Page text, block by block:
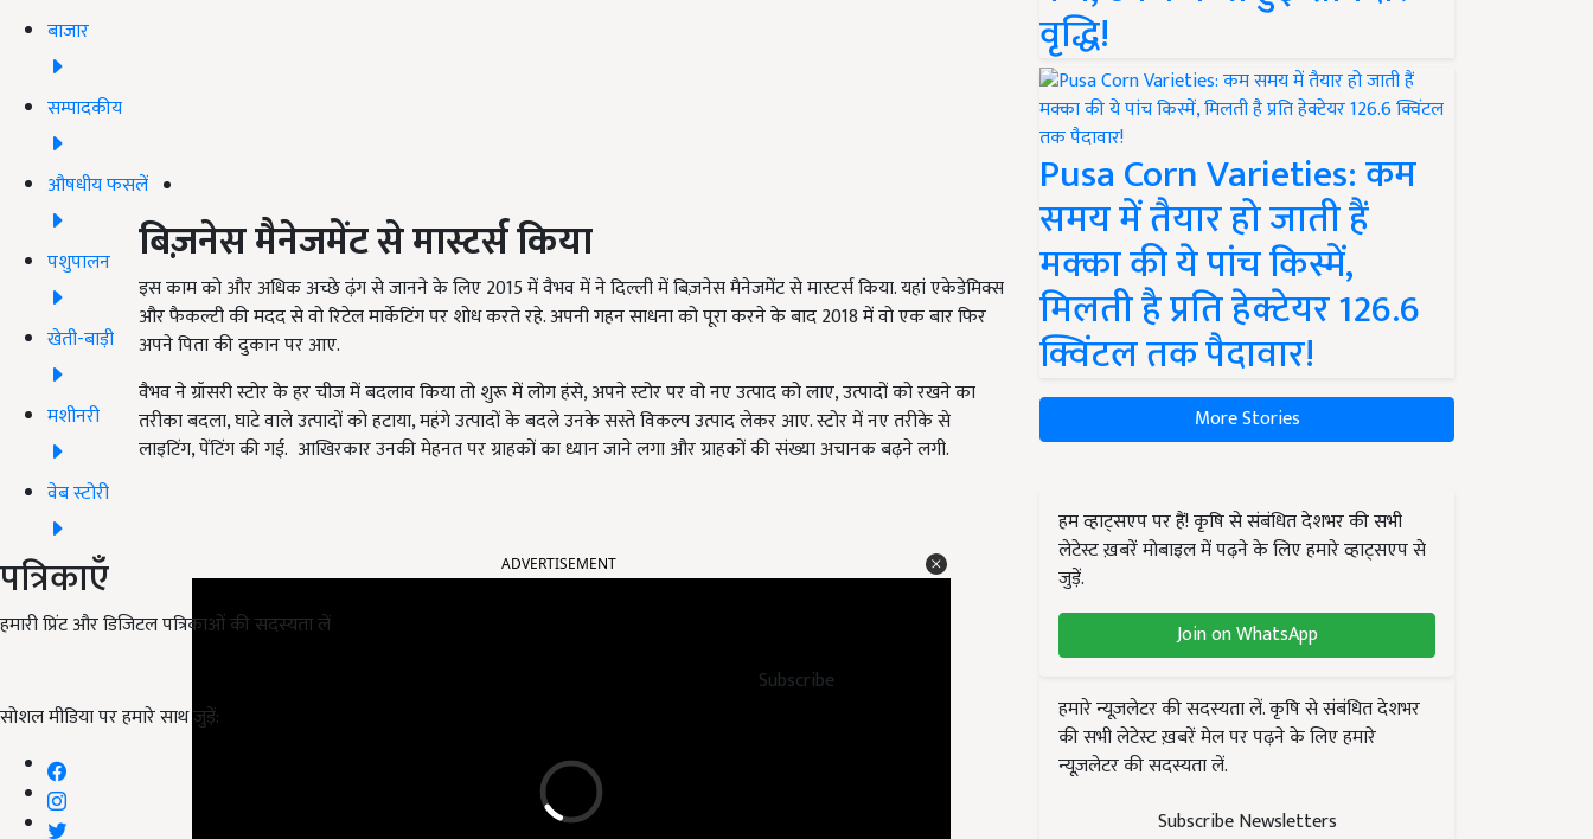
बाजार
सम्पादकीय
औषधीय फसलें
पशुपालन
खेती-बाड़ी
मशीनरी
वेब स्टोरी
पत्रिकाएँ
हमारी प्रिंट और डिजिटल पत्रिकाओं की सदस्यता लें
Subscribe
सोशल मीडिया पर हमारे साथ जुड़ें:
बिज़नेस मैनेजमेंट से मास्टर्स किया
इस काम को और अधिक अच्छे ढ़ंग से जानने के लिए 2015 में वैभव में ने दिल्ली में बिज़नेस मैनेजमेंट से मास्टर्स किया. यहां एकेडेमिक्स
और फैकल्टी की मदद से वो रिटेल मार्केटिंग पर शोध करते रहे. अपनी गहन साधना को पूरा करने के बाद 2018 में वो एक बार फिर
अपने पिता की दुकान पर आए.
वैभव ने ग्रॉसरी स्टोर के हर चीज में बदलाव किया तो शुरू में लोग हंसे, अपने स्टोर पर वो नए उत्पाद को लाए, उत्पादों को रखने का
तरीका बदला, घाटे वाले उत्पादों को हटाया, महंगे उत्पादों के बदले उनके सस्ते विकल्प उत्पाद लेकर आए. स्टोर में नए तरीके से
लाइटिंग, पेंटिंग की गई. आखिरकार उनकी मेहनत पर ग्राहकों का ध्यान जाने लगा और ग्राहकों की संख्या अचानक बढ़ने लगी.
वृद्धि!
Pusa Corn Varieties: कम
समय में तैयार हो जाती हैं
मक्का की ये पांच किस्में,
मिलती है प्रति हेक्टेयर 126.6
क्विंटल तक पैदावार!
More Stories
हम व्हाट्सएप पर हैं! कृषि से संबंधित देशभर की सभी
लेटेस्ट ख़बरें मोबाइल में पढ़ने के लिए हमारे व्हाट्सएप से
जुड़ें.
Join on WhatsApp
हमारे न्यूज़लेटर की सदस्यता लें. कृषि से संबंधित देशभर
की सभी लेटेस्ट ख़बरें मेल पर पढ़ने के लिए हमारे
न्यूज़लेटर की सदस्यता लें.
Subscribe Newsletters